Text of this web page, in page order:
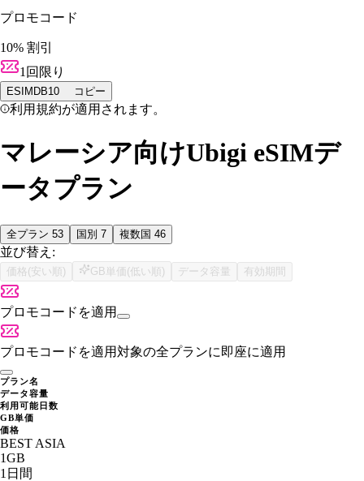
プロモコード
10% 割引
1回限り
ESIMDB10 コピー
利用規約が適用されます。
マレーシア向けUbigi eSIMデ
ータプラン
全プラン 53 国別 7 複数国 46
並び替え:
価格(安い順) GB単価(低い順) データ容量 有効期間
プロモコードを適用
プロモコードを適用対象の全プランに即座に適用
プラン名
データ容量
利用可能日数
GB単価
価格
BEST ASIA
1GB
1日間